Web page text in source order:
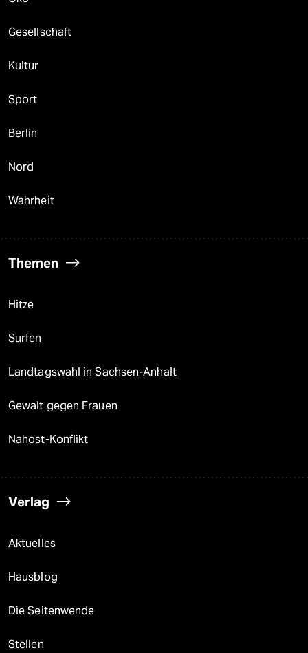
Gesellschaft
Kultur
Sport
Berlin
Nord
Wahrheit
Themen
Hitze
Surfen
Landtagswahl in Sachsen-Anhalt
Gewalt gegen Frauen
Nahost-Konflikt
Verlag
Aktuelles
Hausblog
Die Seitenwende
Stellen